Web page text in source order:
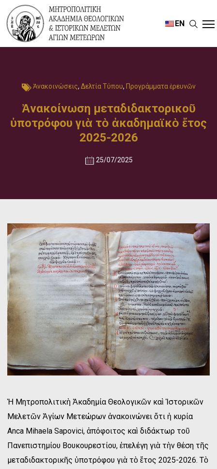
EN
Ἀνακοινώσεις, Δελτία Τύπου, Προγράμματα ἐρευνῶν
Ἀνακοίνωση μεταδιδακτορικοῦ
ὑποτρόφου γιὰ τὸ ἀκαδημαϊκὸ ἔτος
2025-2026
25/07/2025
Ἡ Μητροπολιτικὴ Ἀκαδημία Θεολογικῶν καὶ Ἱστορικῶν
Μελετῶν Ἁγίων Μετεώρων ἀνακοινώνει ὅτι ἡ κυρία
Anca Mihaela Sapovici, ἀπόφοιτος καὶ διδάκτωρ τοῦ
Πανεπιστημίου Βουκουρεστίου, ἐπελέγη γιὰ τὴν θέση τῆς
μεταδιδακτορικῆς ὑποτρόφου γιὰ τὸ ἔτος 2025-2026. Τὸ